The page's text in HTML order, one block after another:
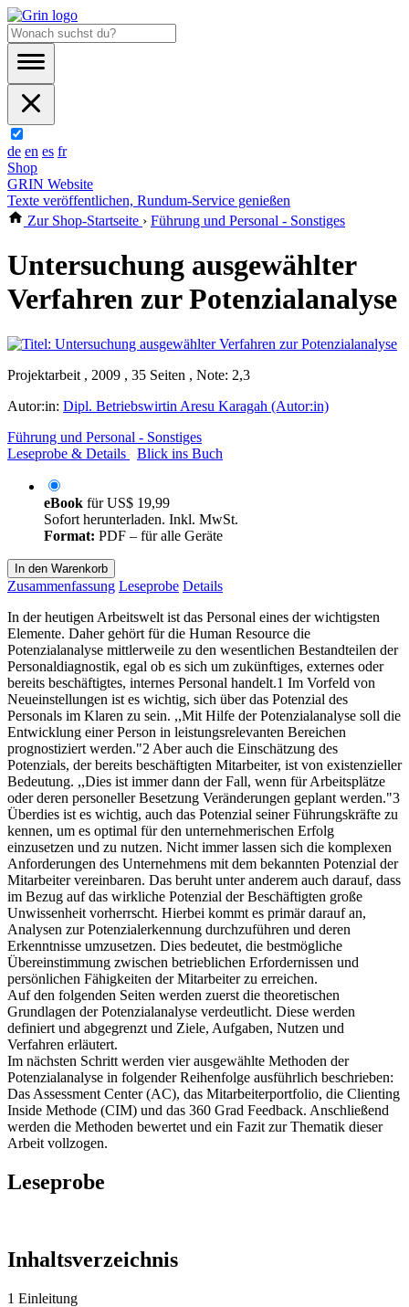
de en es fr
Shop
GRIN Website
Texte veröffentlichen, Rundum-Service genießen
Zur Shop-Startseite › Führung und Personal - Sonstiges
Untersuchung ausgewählter
Verfahren zur Potenzialanalyse
Projektarbeit , 2009 , 35 Seiten , Note: 2,3
Autor:in: Dipl. Betriebswirtin Aresu Karagah (Autor:in)
Führung und Personal - Sonstiges
Leseprobe & Details
Blick ins Buch
eBook fürUS$ 19,99
Sofort herunterladen. Inkl. MwSt.
Format: PDF – für alle Geräte
In den Warenkorb
Zusammenfassung Leseprobe Details
In der heutigen Arbeitswelt ist das Personal eines der wichtigsten
Elemente. Daher gehört für die Human Resource die
Potenzialanalyse mittlerweile zu den wesentlichen Bestandteilen der
Personaldiagnostik, egal ob es sich um zukünftiges, externes oder
bereits beschäftigtes, internes Personal handelt.1 Im Vorfeld von
Neueinstellungen ist es wichtig, sich über das Potenzial des
Personals im Klaren zu sein. ,,Mit Hilfe der Potenzialanalyse soll die
Entwicklung einer Person in leistungsrelevanten Bereichen
prognostiziert werden."2 Aber auch die Einschätzung des
Potenzials, der bereits beschäftigten Mitarbeiter, ist von existenzieller
Bedeutung. ,,Dies ist immer dann der Fall, wenn für Arbeitsplätze
oder deren personeller Besetzung Veränderungen geplant werden."3
Überdies ist es wichtig, auch das Potenzial seiner Führungskräfte zu
kennen, um es optimal für den unternehmerischen Erfolg
einzusetzen und zu nutzen. Nicht immer lassen sich die komplexen
Anforderungen des Unternehmens mit dem bekannten Potenzial der
Mitarbeiter vereinbaren. Das beruht unter anderem auch darauf, dass
im Bezug auf das wirkliche Potenzial der Beschäftigten große
Unwissenheit vorherrscht. Hierbei kommt es primär darauf an,
Analysen zur Potenzialerkennung durchzuführen und deren
Erkenntnisse umzusetzen. Dies bedeutet, die bestmögliche
Übereinstimmung zwischen betrieblichen Erfordernissen und
persönlichen Fähigkeiten der Mitarbeiter zu erreichen.
Auf den folgenden Seiten werden zuerst die theoretischen
Grundlagen der Potenzialanalyse verdeutlicht. Diese werden
definiert und abgegrenzt und Ziele, Aufgaben, Nutzen und
Verfahren erläutert.
Im nächsten Schritt werden vier ausgewählte Methoden der
Potenzialanalyse in folgender Reihenfolge ausführlich beschrieben:
Das Assessment Center (AC), das Mitarbeiterportfolio, die Clienting
Inside Methode (CIM) und das 360 Grad Feedback. Anschließend
werden die Methoden bewertet und ein Fazit zur Thematik dieser
Arbeit vollzogen.
Leseprobe
Inhaltsverzeichnis
1 Einleitung